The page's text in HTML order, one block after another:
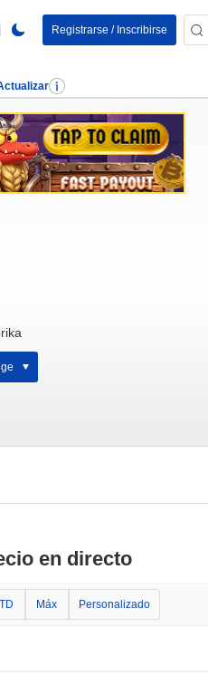
Registrarse / Inscribirse
en directo
Máx Personalizado